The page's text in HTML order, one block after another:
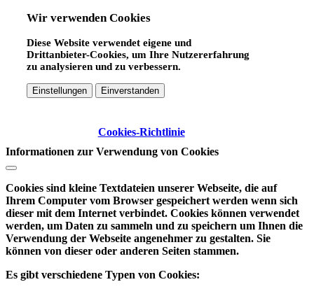
Wir verwenden Cookies
Diese Website verwendet eigene und
Drittanbieter-Cookies, um Ihre Nutzererfahrung
zu analysieren und zu verbessern.
Einstellungen Einverstanden
Cookies-Richtlinie
Informationen zur Verwendung von Cookies
Cookies sind kleine Textdateien unserer Webseite, die auf
Ihrem Computer vom Browser gespeichert werden wenn sich
dieser mit dem Internet verbindet. Cookies können verwendet
werden, um Daten zu sammeln und zu speichern um Ihnen die
Verwendung der Webseite angenehmer zu gestalten. Sie
können von dieser oder anderen Seiten stammen.
Es gibt verschiedene Typen von Cookies: